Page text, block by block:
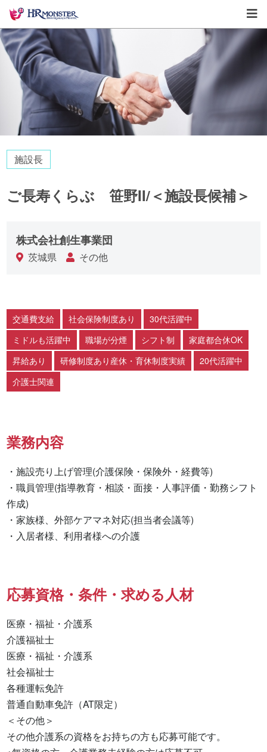
施設長
ご長寿くらぶ 笹野II/＜施設長候補＞
株式会社創生事業団
茨城県 その他
交通費支給 社会保険制度あり
30代活躍中
ミドルも活躍中
職場が分煙 シフト制
家庭都合休OK
昇給あり
研修制度あり産休・育休制度実績
20代活躍中
介護士関連
業務内容
・施設売り上げ管理(介護保険・保険外・経費等)
・職員管理(指導教育・相談・面接・人事評価・勤務シフト
作成)
・家族様、外部ケアマネ対応(担当者会議等)
・入居者様、利用者様への介護
応募資格・条件・求める人材
医療・福祉・介護系
介護福祉士
医療・福祉・介護系
社会福祉士
各種運転免許
普通自動車免許（AT限定）
＜その他＞
その他介護系の資格をお持ちの方も応募可能です。